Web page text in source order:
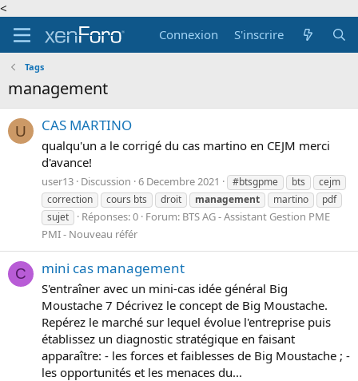
<
Connexion
S'inscrire
Tags
management
U CAS MARTINO
qualqu'un a le corrigé du cas martino en CEJM merci
d'avance!
user13 Discussion 6 Decembre 2021 #btsgpme bts
cejm
correction
cours bts droit management martino
pdf
sujet
Réponses: 0 Forum: BTS AG - Assistant Gestion PME
PMI - Nouveau référ
C mini cas management
S'entraîner avec un mini-cas idée général Big
Moustache 7 Décrivez le concept de Big Moustache.
Repérez le marché sur lequel évolue l'entreprise puis
établissez un diagnostic stratégique en faisant
apparaître: - les forces et faiblesses de Big Moustache ; -
les opportunités et les menaces du...